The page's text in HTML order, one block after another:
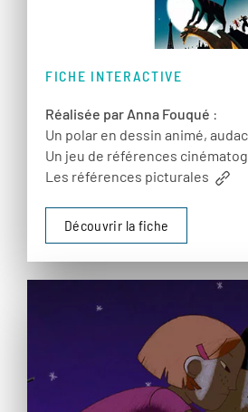
FICHE INTERACTIVE
Réalisée par Anna Fouqué :
Un polar en dessin animé,
Un jeu de références
Les références picturales
Découvrir la fiche